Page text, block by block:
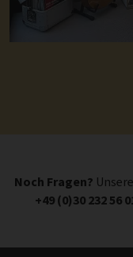
Noch Fragen?
+49 (0)30 232 56